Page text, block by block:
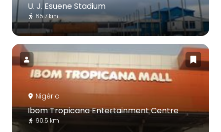
U. J. Esuene Stadium
65.7 km
Nigéria
Ibom Tropicana Entertainment Centre
90.5 km